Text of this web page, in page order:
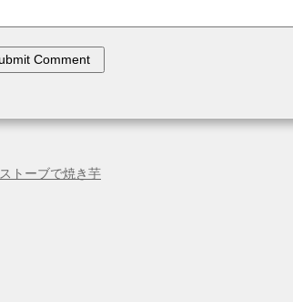
ストーブで焼き芋